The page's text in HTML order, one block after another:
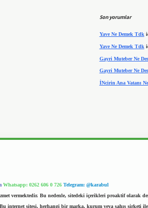
Son yorumlar
Yave Ne Demek Tdk
Yave Ne Demek Tdk
Gayri Muteber Ne
Gayri Muteber Ne
İNcirin Ana Vatanı
Whatsapp: 0262 606 0 726 Telegram: @karabul
vermektedir. Bu nedenle, sitedeki içerikleri proaktif olarak
internet sitesi, herhangi bir marka, kurum veya şahıs şirketi